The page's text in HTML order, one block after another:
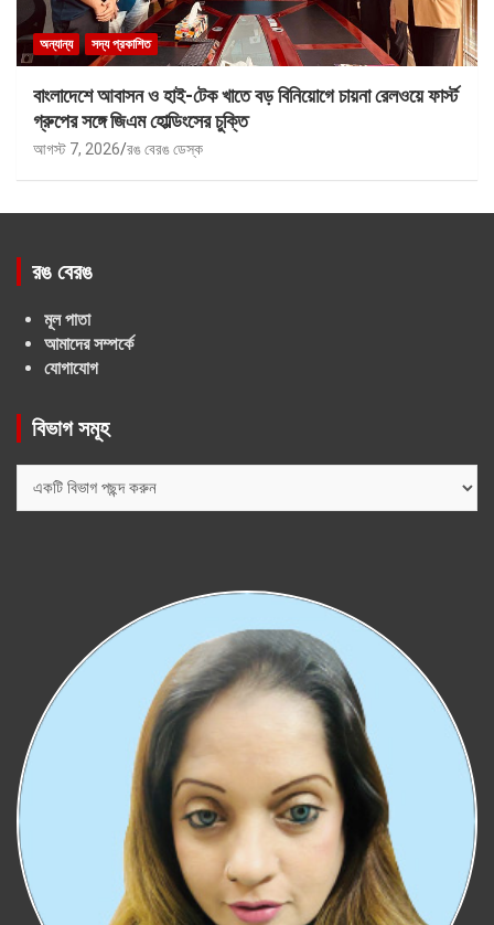
অন্যান্য সদ্য প্রকাশিত
বাংলাদেশে আবাসন ও হাই-টেক খাতে বড় বিনিয়োগে চায়না রেলওয়ে ফার্স্ট
গ্রুপের সঙ্গে জিএম হোল্ডিংসের চুক্তি
আগস্ট 7, 2026 রঙ বেরঙ ডেস্ক
রঙ বেরঙ
মূল পাতা
আমাদের সম্পর্কে
যোগাযোগ
বিভাগ সমূহ